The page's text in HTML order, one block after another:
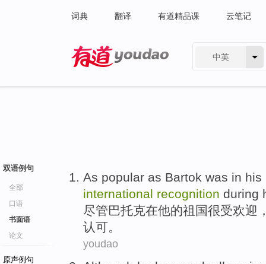
词典 翻译 有道精品课 云笔记
中英
双语例句
全部
口语
书面语
论文
原声例句
As popular as Bartok was in his
international recognition during
尽管巴托克在他的祖国很受欢迎
认可。
youdao